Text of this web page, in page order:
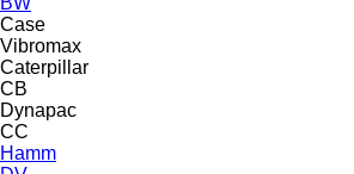
Case
Vibromax
Caterpillar
CB
Dynapac
CC
Hamm